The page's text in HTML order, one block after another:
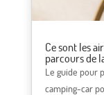
Ce sont les
parcours de
Le guide pour
camping-car